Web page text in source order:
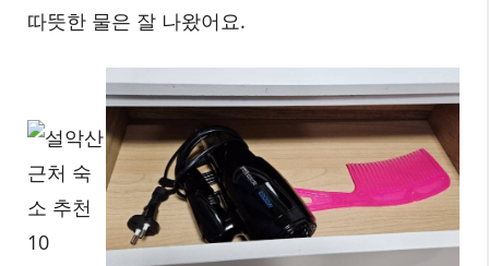
따뜻한 물은 잘 나왔어요.